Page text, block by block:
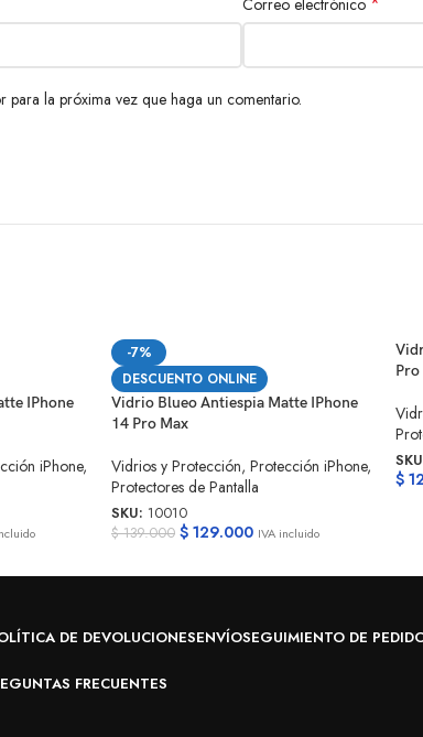
Correo electrónico
la próxima vez que haga un comentario.
IPhone
iPhone,
-7%
DESCUENTO ONLINE
Vidrio Blueo Antiespia Matte IPhone
14 Pro Max
Vidrios y Protección, Protección iPhone,
Protectores de Pantalla
SKU: 10010
$139.000 $ 129.000 IVA incluido
Pro
$
DE DEVOLUCIONESENVÍOSEGUIMIENTO DE
FRECUENTES